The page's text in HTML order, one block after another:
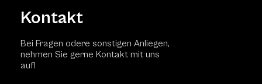
Kontakt
Bei Fragen odere sonstigen Anliegen,
nehmen Sie gerne Kontakt mit uns
auf!